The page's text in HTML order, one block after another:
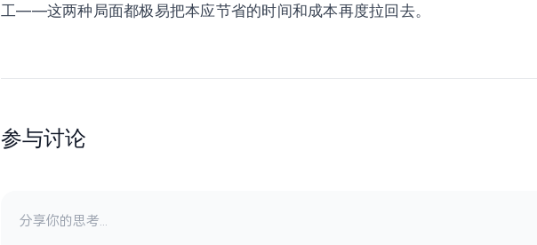
工——这两种局面都极易把本应节省的时间和成本再度拉回去。
参与讨论